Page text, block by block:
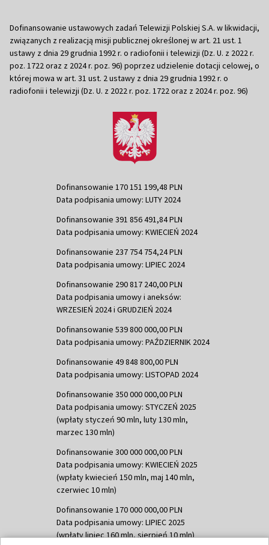
Dofinansowanie ustawowych zadań Telewizji Polskiej S.A. w likwidacji,
związanych z realizacją misji publicznej określonej w art. 21 ust. 1
ustawy z dnia 29 grudnia 1992 r. o radiofonii i telewizji (Dz. U. z 2022 r.
poz. 1722 oraz z 2024 r. poz. 96) poprzez udzielenie dotacji celowej, o
której mowa w art. 31 ust. 2 ustawy z dnia 29 grudnia 1992 r. o
radiofonii i telewizji (Dz. U. z 2022 r. poz. 1722 oraz z 2024 r. poz. 96)
Dofinansowanie 170 151 199,48 PLN
Data podpisania umowy: LUTY 2024
Dofinansowanie 391 856 491,84 PLN
Data podpisania umowy: KWIECIEŃ 2024
Dofinansowanie 237 754 754,24 PLN
Data podpisania umowy: LIPIEC 2024
Dofinansowanie 290 817 240,00 PLN
Data podpisania umowy i aneksów:
WRZESIEŃ 2024 i GRUDZIEŃ 2024
Dofinansowanie 539 800 000,00 PLN
Data podpisania umowy: PAŹDZIERNIK 2024
Dofinansowanie 49 848 800,00 PLN
Data podpisania umowy: LISTOPAD 2024
Dofinansowanie 350 000 000,00 PLN
Data podpisania umowy: STYCZEŃ 2025
(wpłaty styczeń 90 mln, luty 130 mln,
marzec 130 mln)
Dofinansowanie 300 000 000,00 PLN
Data podpisania umowy: KWIECIEŃ 2025
(wpłaty kwiecień 150 mln, maj 140 mln,
czerwiec 10 mln)
Dofinansowanie 170 000 000,00 PLN
Data podpisania umowy: LIPIEC 2025
(wpłaty lipiec 160 mln, sierpień 10 mln)